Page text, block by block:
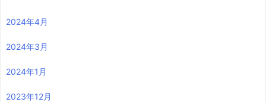
2024年4月
2024年3月
2024年1月
2023年12月